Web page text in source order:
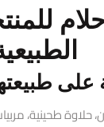
طبيعتها
حلاوة طحينية،